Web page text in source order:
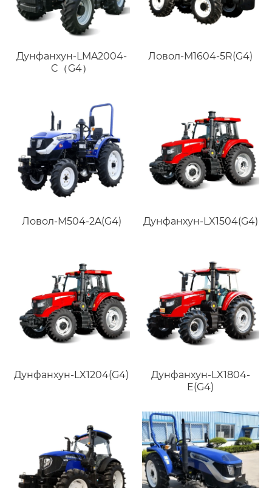
Дунфанхун-LMA2004-
C（G4）
Ловол-M1604-5R(G4)
Ловол-M504-2A(G4) Дунфанхун-LX1504(G4)
Дунфанхун-LX1204(G4)
Дунфанхун-LX1804-
E(G4)